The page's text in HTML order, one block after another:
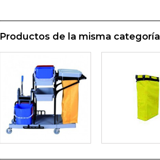
Productos de la misma categoría